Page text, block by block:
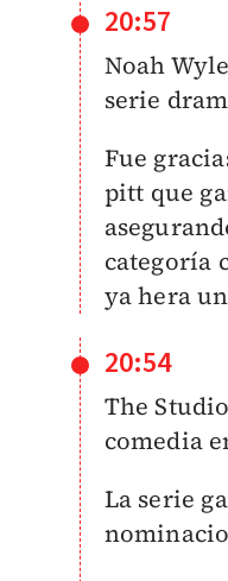
20:57
Noah
serie
Fue
pitt que
categoría
ya hera
20:54
The
comedia
La serie